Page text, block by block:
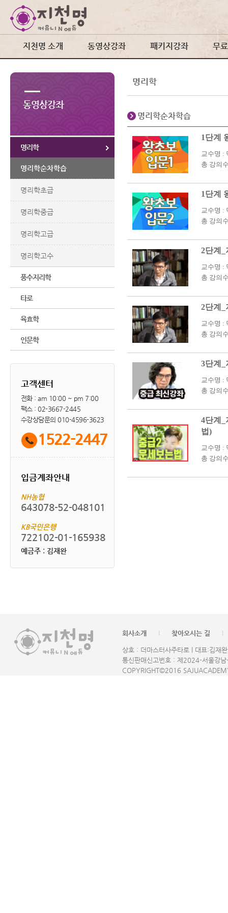
지천명 소개 동영상강좌 패키지강좌 무
동영상강좌
명리학
명리학순차학습
명리학초급
명리학중급
명리학고급
명리학고수
풍수지리학
타로
육효학
인문학
고객센터
전화 : am 10:00 ~ pm 7:00
팩스 : 02-3667-2445
수강상담문의 010-4596-3623
1522-2447
입금계좌안내
NH농협
643078-52-048101
KB국민은행
722102-01-165938
예금주 : 김재완
명리학
명리학순차학습
1단계
교수명 :
총 강의
1단계
교수명 :
총 강의
2단계_
교수명 :
총 강의
2단계_
교수명 :
총 강의
3단계_
교수명 :
총 강의
4단계_
법)
교수명 :
총 강의
회사소개 찾아오시는 길
상호 : 더마스터사주타로 l 대표:김
통신판매신고번호 : 제2024-서울강
COPYRIGHT©2016